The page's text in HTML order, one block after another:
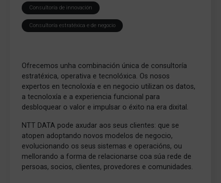
Consultoría de innovación
Consultoría estratéxica e de negocio
Ofrecemos unha combinación única de consultoría
estratéxica, operativa e tecnolóxica. Os nosos
expertos en tecnoloxía e en negocio utilizan os datos,
a tecnoloxía e a experiencia funcional para
desbloquear o valor e impulsar o éxito na era dixital.
NTT DATA pode axudar aos seus clientes: que se
atopen adoptando novos modelos de negocio,
evolucionando os seus sistemas e operacións, ou
mellorando a forma de relacionarse coa súa rede de
persoas, socios, clientes, provedores e comunidades.